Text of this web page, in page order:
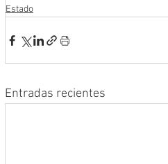
Estado
Entradas recientes